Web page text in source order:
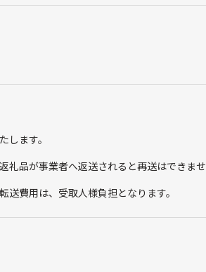
します。
礼品が事業者へ返送されると再送はできませ
費用は、受取人様負担となります。